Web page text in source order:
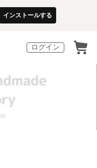
インストールする
ログイン